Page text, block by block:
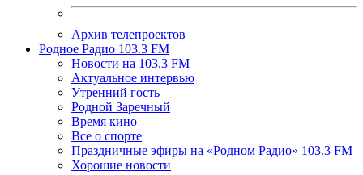
Архив телепроектов
Родное Радио 103.3 FM
Новости на 103.3 FM
Актуальное интервью
Утренний гость
Родной Заречный
Время кино
Все о спорте
Праздничные эфиры на «Родном Радио» 103.3 FM
Хорошие новости